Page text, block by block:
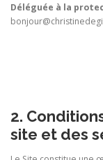
Déléguée à la
2.
site et des